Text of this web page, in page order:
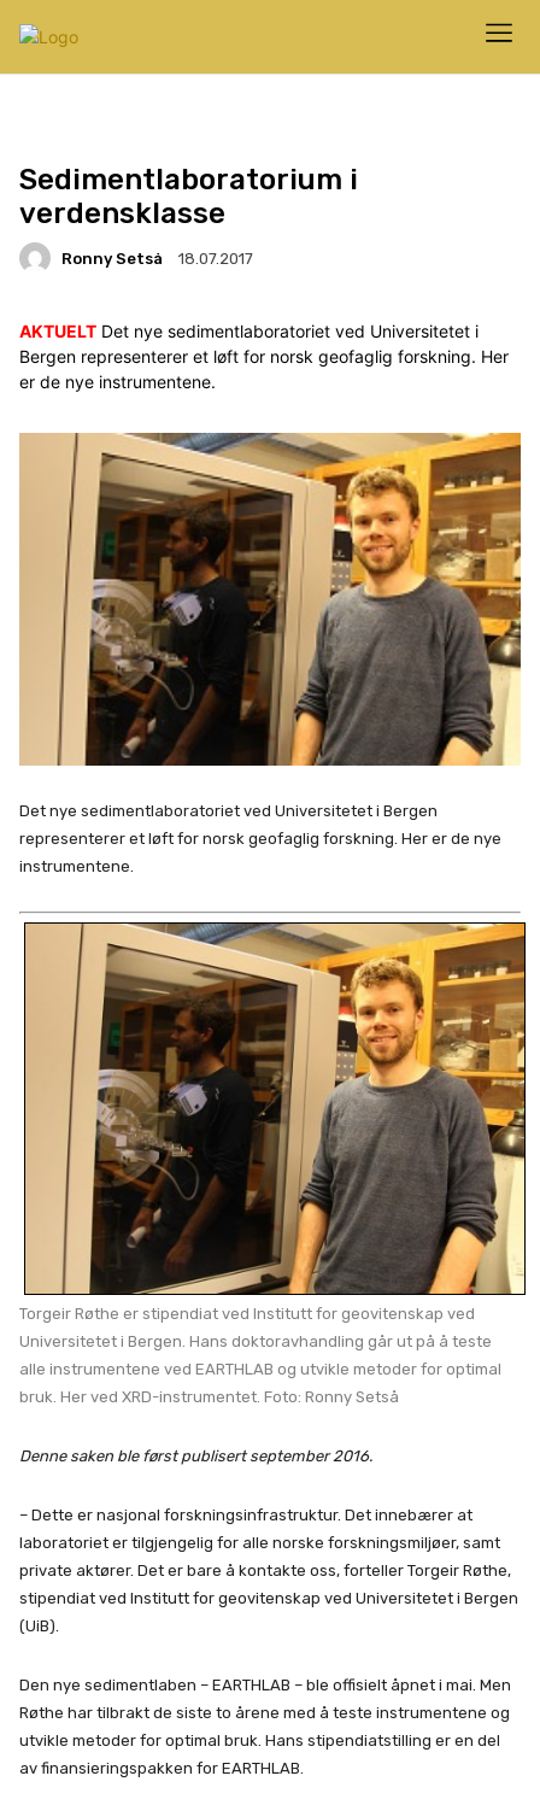
Sedimentlaboratorium i
verdensklasse
Ronny Setså 18.07.2017
AKTUELT Det nye sedimentlaboratoriet ved Universitetet i
Bergen representerer et løft for norsk geofaglig forskning. Her
er de nye instrumentene.
Det nye sedimentlaboratoriet ved Universitetet i Bergen
representerer et løft for norsk geofaglig forskning. Her er de nye
instrumentene.
Torgeir Røthe er stipendiat ved Institutt for geovitenskap ved
Universitetet i Bergen. Hans doktoravhandling går ut på å teste
alle instrumentene ved EARTHLAB og utvikle metoder for optimal
bruk. Her ved XRD-instrumentet. Foto: Ronny Setså
Denne saken ble først publisert september 2016.
– Dette er nasjonal forskningsinfrastruktur. Det innebærer at
laboratoriet er tilgjengelig for alle norske forskningsmiljøer, samt
private aktører. Det er bare å kontakte oss, forteller Torgeir Røthe,
stipendiat ved Institutt for geovitenskap ved Universitetet i Bergen
(UiB).
Den nye sedimentlaben – EARTHLAB – ble offisielt åpnet i mai. Men
Røthe har tilbrakt de siste to årene med å teste instrumentene og
utvikle metoder for optimal bruk. Hans stipendiatstilling er en del
av finansieringspakken for EARTHLAB.